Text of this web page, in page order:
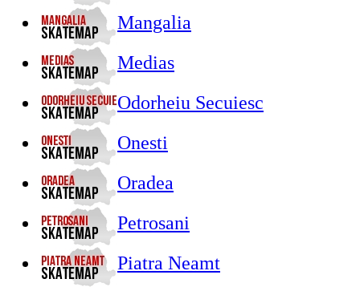
Mangalia
Medias
Odorheiu Secuiesc
Onesti
Oradea
Petrosani
Piatra Neamt